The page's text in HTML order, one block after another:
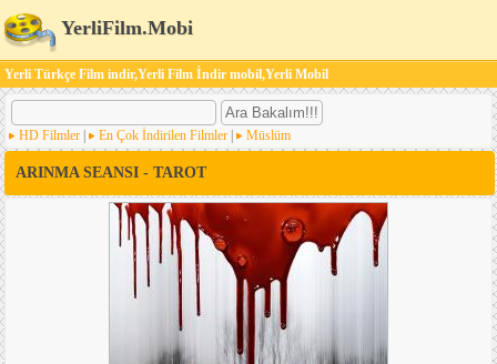
YerliFilm.Mobi
Yerli Türkçe Film indir,Yerli Film İndir mobil,Yerli Mobil
HD Filmler En Çok İndirilen Filmler Müslüm
ARINMA SEANSI - TAROT